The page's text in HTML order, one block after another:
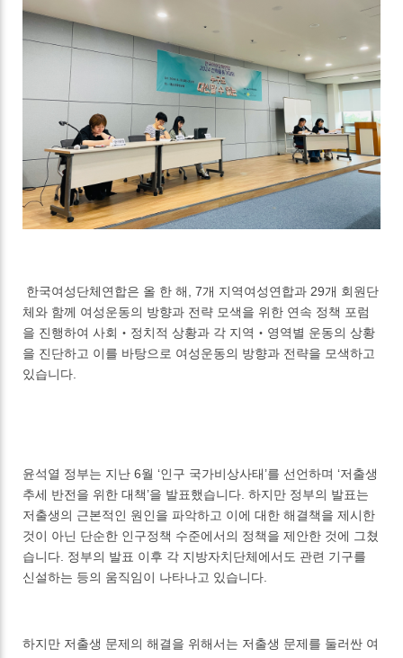
한국여성단체연합은 올 한 해, 7개 지역여성연합과 29개 회원단
체와 함께 여성운동의 방향과 전략 모색을 위한 연속 정책 포럼
을 진행하여 사회‧정치적 상황과 각 지역‧영역별 운동의 상황
을 진단하고 이를 바탕으로 여성운동의 방향과 전략을 모색하고
있습니다.
윤석열 정부는 지난 6월 ‘인구 국가비상사태’를 선언하며 ‘저출생
추세 반전을 위한 대책’을 발표했습니다. 하지만 정부의 발표는
저출생의 근본적인 원인을 파악하고 이에 대한 해결책을 제시한
것이 아닌 단순한 인구정책 수준에서의 정책을 제안한 것에 그쳤
습니다. 정부의 발표 이후 각 지방자치단체에서도 관련 기구를
신설하는 등의 움직임이 나타나고 있습니다.
하지만 저출생 문제의 해결을 위해서는 저출생 문제를 둘러싼 여